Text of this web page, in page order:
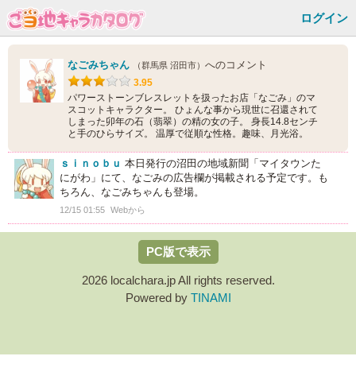
ログイン
なごみちゃん （群馬県 沼田市） へのコメント
3.95
パワーストーンブレスレットを扱ったお店「なごみ」のマ
スコットキャラクター。 ひょんな事から現世に召還されて
しまった卯年の石（翡翠）の精の女の子。 身長14.8センチ
と手のひらサイズ。 温厚で従順な性格。趣味、月光浴。
ｓｉｎｏｂｕ 本日発行の沼田の地域新聞「マイタウンた
にがわ」にて、なごみの広告欄が掲載される予定です。も
ちろん、なごみちゃんも登場。
12/15 01:55 Webから
PC版で表示
2026 localchara.jp All rights reserved.
Powered by TINAMI